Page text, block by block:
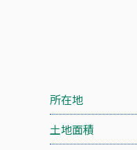
所在地
土地面積